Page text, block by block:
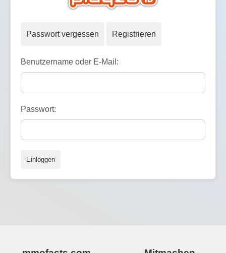
Passwort vergessen Registrieren
Benutzername oder E-Mail:
Passwort:
Einloggen